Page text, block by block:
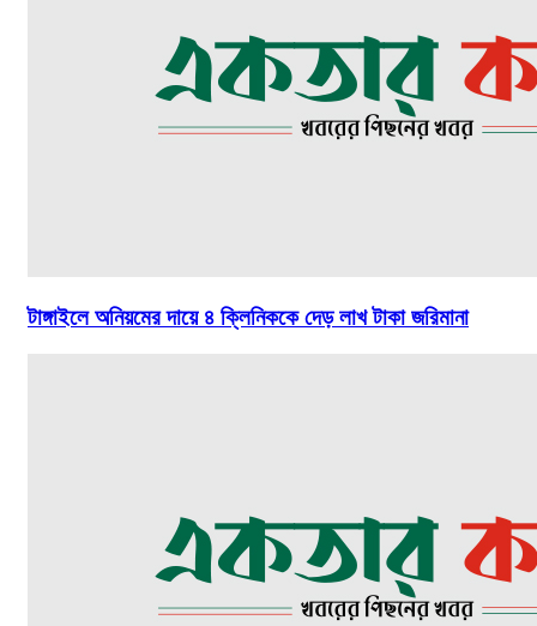
টাঙ্গাইলে অনিয়মের দায়ে ৪ ক্লিনিককে দেড় লাখ টাকা জরিমানা